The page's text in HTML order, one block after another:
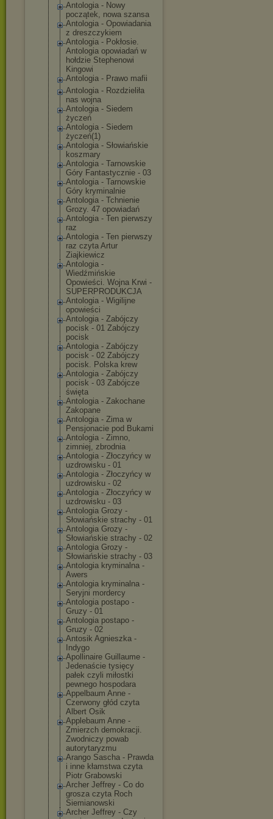
Antologia - Nowy
początek, nowa szansa
Antologia - Opowiadania
z dreszczykiem
Antologia - Pokłosie.
Antologia opowiadań w
hołdzie Stephenowi
Kingowi
Antologia - Prawo mafii
Antologia - Rozdzieliła
nas wojna
Antologia - Siedem
życzeń
Antologia - Siedem
życzeń(1)
Antologia - Słowiańskie
koszmary
Antologia - Tarnowskie
Góry Fantastycznie - 03
Antologia - Tarnowskie
Góry kryminalnie
Antologia - Tchnienie
Grozy. 47 opowiadań
Antologia - Ten pierwszy
raz
Antologia - Ten pierwszy
raz czyta Artur
Ziajkiewicz
Antologia -
Wiedźmińskie
Opowieści. Wojna Krwi -
SUPERPRODUKCJA
Antologia - Wigilijne
opowieści
Antologia - Zabójczy
pocisk - 01 Zabójczy
pocisk
Antologia - Zabójczy
pocisk - 02 Zabójczy
pocisk. Polska krew
Antologia - Zabójczy
pocisk - 03 Zabójcze
święta
Antologia - Zakochane
Zakopane
Antologia - Zima w
Pensjonacie pod Bukami
Antologia - Zimno,
zimniej, zbrodnia
Antologia - Złoczyńcy w
uzdrowisku - 01
Antologia - Złoczyńcy w
uzdrowisku - 02
Antologia - Złoczyńcy w
uzdrowisku - 03
Antologia Grozy -
Słowiańskie strachy - 01
Antologia Grozy -
Słowiańskie strachy - 02
Antologia Grozy -
Słowiańskie strachy - 03
Antologia kryminalna -
Awers
Antologia kryminalna -
Seryjni mordercy
Antologia postapo -
Gruzy - 01
Antologia postapo -
Gruzy - 02
Antosik Agnieszka -
Indygo
Apollinaire Guillaume -
Jedenaście tysięcy
pałek czyli miłostki
pewnego hospodara
Appelbaum Anne -
Czerwony głód czyta
Albert Osik
Applebaum Anne -
Zmierzch demokracji.
Zwodniczy powab
autorytaryzmu
Arango Sascha - Prawda
i inne kłamstwa czyta
Piotr Grabowski
Archer Jeffrey - Co do
grosza czyta Roch
Siemianowski
Archer Jeffrey - Czy